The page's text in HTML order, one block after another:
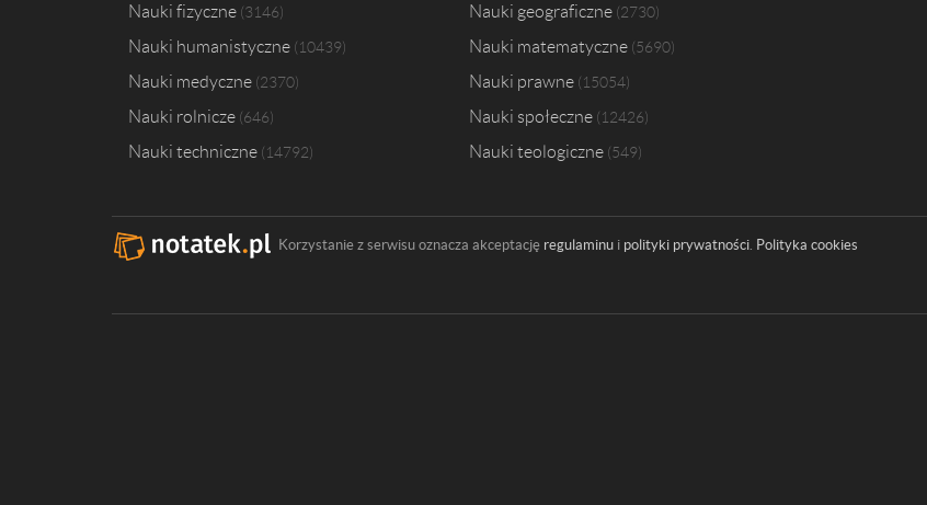
Nauki fizyczne 3146 Nauki geograficzne 2730
Nauki humanistyczne 10439 Nauki matematyczne 5690
Nauki medyczne 2370 Nauki prawne 15054
Nauki rolnicze 646 Nauki społeczne 12426
Nauki techniczne 14792 Nauki teologiczne 549
Korzystanie z serwisu oznacza akceptację regulaminu i polityki prywatności. Polityka cookies